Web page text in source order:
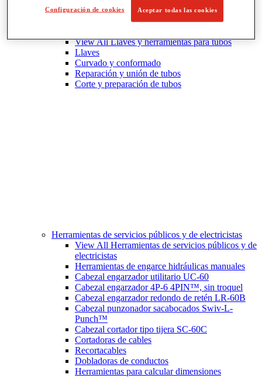
View All Llaves y herramientas para tubos
Llaves
Curvado y conformado
Reparación y unión de tubos
Corte y preparación de tubos
Herramientas de servicios públicos y de electricistas
View All Herramientas de servicios públicos y de
electricistas
Herramientas de engarce hidráulicas manuales
Cabezal engarzador utilitario UC-60
Cabezal engarzador 4P-6 4PIN™, sin troquel
Cabezal engarzador redondo de retén LR-60B
Cabezal punzonador sacabocados Swiv-L-
Punch™
Cabezal cortador tipo tijera SC-60C
Cortadoras de cables
Recortacables
Dobladoras de conductos
Herramientas para calcular dimensiones
Configuración de cookies Aceptar todas las cookies